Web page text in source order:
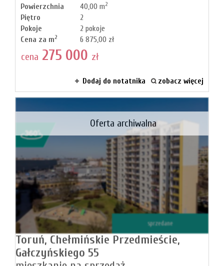
Powierzchnia
40,00 m2
Piętro
2
Pokoje
2 pokoje
Cena za m2 6 875,00 zł
cena 275 000 zł
Dodaj do notatnika zobacz więcej
sprzedane
Oferta archiwalna
Toruń, Chełmińskie Przedmieście,
Gałczyńskiego 55